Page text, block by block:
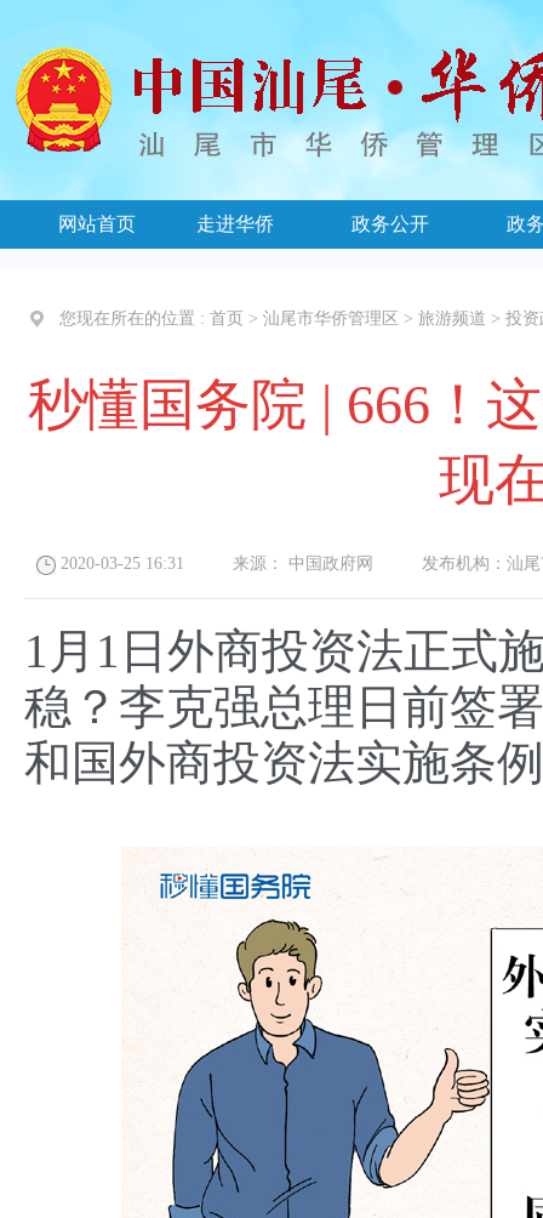
网站首页 走进华侨 政务公开 政
您现在所在的位置 : 首页 > 汕尾市华侨管理区 > 旅游频道 > 投资
秒懂国务院 | 666！
现
2020-03-25 16:31 来源： 中国政府网 发布机构： 汕
1月1日外商投资法正式
稳？李克强总理日前签
和国外商投资法实施条